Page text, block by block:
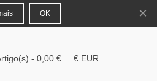
Português
- 0,00 € € EUR
OK ×